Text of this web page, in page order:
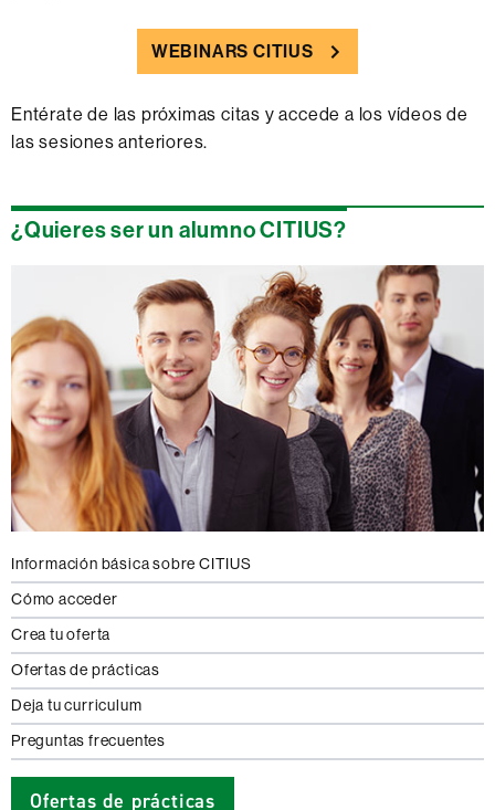
WEBINARS CITIUS
Entérate de las próximas citas y accede a los vídeos de
las sesiones anteriores.
¿Quieres ser un alumno CITIUS?
Información básica sobre CITIUS
Cómo acceder
Crea tu oferta
Ofertas de prácticas
Deja tu curriculum
Preguntas frecuentes
Ofertas de prácticas